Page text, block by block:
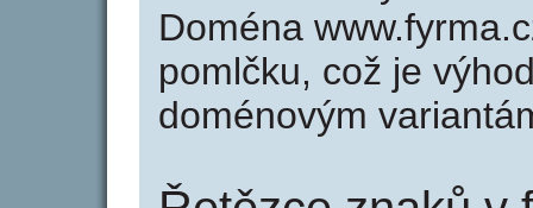
Doména
pomlčku, což je
doménovým